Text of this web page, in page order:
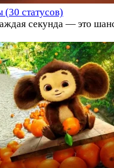
(30 статусов)
секунда — это